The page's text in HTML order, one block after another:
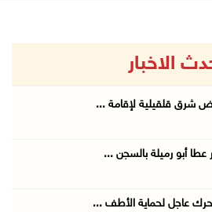
الاخبار
شرق قلقيلية لإقامة ...
عطا أبو رميلة بالسجن ...
عاجل لحماية الأطف ...